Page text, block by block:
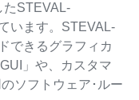
たSTEVAL-
います。STEVAL-
できるグラフィカ
」や、カスタマ
ソフトウェア･ルー